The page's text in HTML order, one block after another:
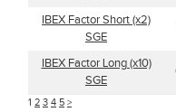
IBEX Factor Short (x2)
SGE
IBEX Factor Long (x10)
SGE
1 2 3 4 5 >